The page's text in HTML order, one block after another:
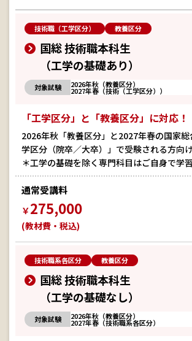
技術職（工学区分） 教養区分
国総 技術職本科生
（工学の基礎あり）
対象試験 2026年秋（教養区分）
2027年春（技術（工学区分））
「工学区分」と「教養区分」に対応！
2026年秋「教養区分」と2027年春の国家
学区分（院卒／大卒）」で受験される方向け
＊工学の基礎を除く専門科目はご自身で学
通常受講料
￥275,000
(教材費・税込)
技術職系各区分 教養区分
国総 技術職本科生
（工学の基礎なし）
対象試験 2026年秋（教養区分）
2027年春（技術職系各区分）